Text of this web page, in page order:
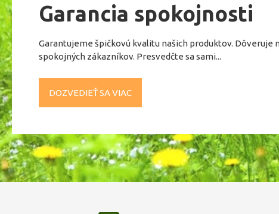
Garancia spokojnosti
Garantujeme špičkovú kvalitu našich produktov. Dôveruje
spokojných zákazníkov. Presvedčte sa sami...
DOZVEDIEŤ SA VIAC